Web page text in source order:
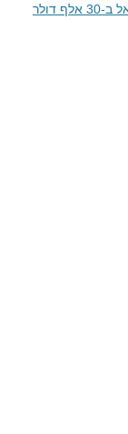
האם מהגרי עבודה שמימנו בואם לישראל ב-30 אלף דולר